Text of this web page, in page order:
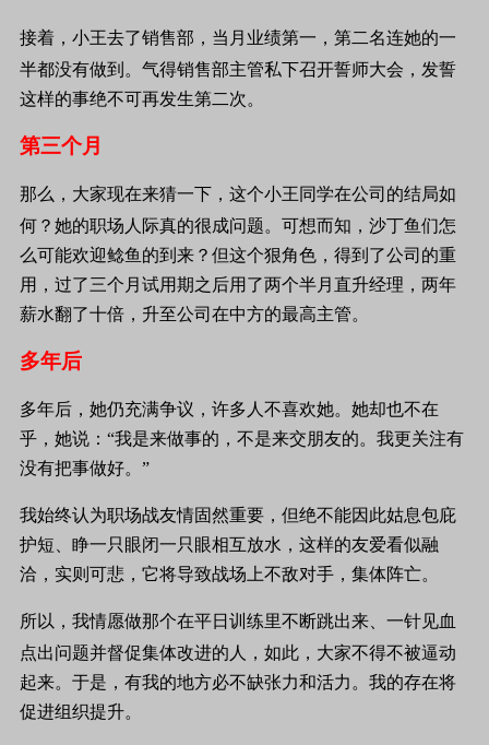
接着，小王去了销售部，当月业绩第一，第二名连她的一
半都没有做到。气得销售部主管私下召开誓师大会，发誓
这样的事绝不可再发生第二次。
第三个月
那么，大家现在来猜一下，这个小王同学在公司的结局如
何？ 她的职场人际真的很成问题。可想而知， 沙丁鱼们怎
么可能欢迎鲶鱼的到来？但这个狠角色，得到了公司的重
用，过了三个月试用期之后用了两个半月直升经理，两年
薪水翻了十倍，升至公司在中方的最高主管。
多年后
多年后，她仍充满争议，许多人不喜欢她。她却也不在
乎，她说：“我是来做事的，不是来交朋友的。我更关注有
没有把事做好。”
我始终认为职场战友情固然重要，但绝不能因此姑息包庇
护短、睁一只眼闭一只眼相互放水，这样的友爱看似融
洽，实则可悲，它将导致战场上不敌对手，集体阵亡。
所以，我情愿做那个在平日训练里不断跳出来、一针见血
点出问题并督促集体改进的人，如此，大家不得不被逼动
起来。于是，有我的地方必不缺张力和活力。我的存在将
促进组织提升。